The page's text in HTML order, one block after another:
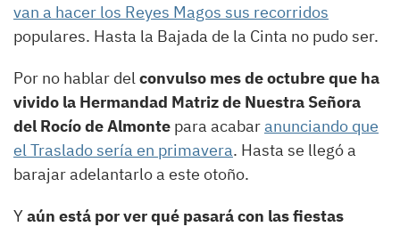
van a hacer los Reyes Magos sus recorridos
populares. Hasta la Bajada de la Cinta no pudo ser.
Por no hablar del convulso mes de octubre que ha
vivido la Hermandad Matriz de Nuestra Señora
del Rocío de Almonte para acabaranunciando que
el Traslado sería en primavera. Hasta se llegó a
barajar adelantarlo a este otoño.
Yaún está por ver qué pasará con las fiestas